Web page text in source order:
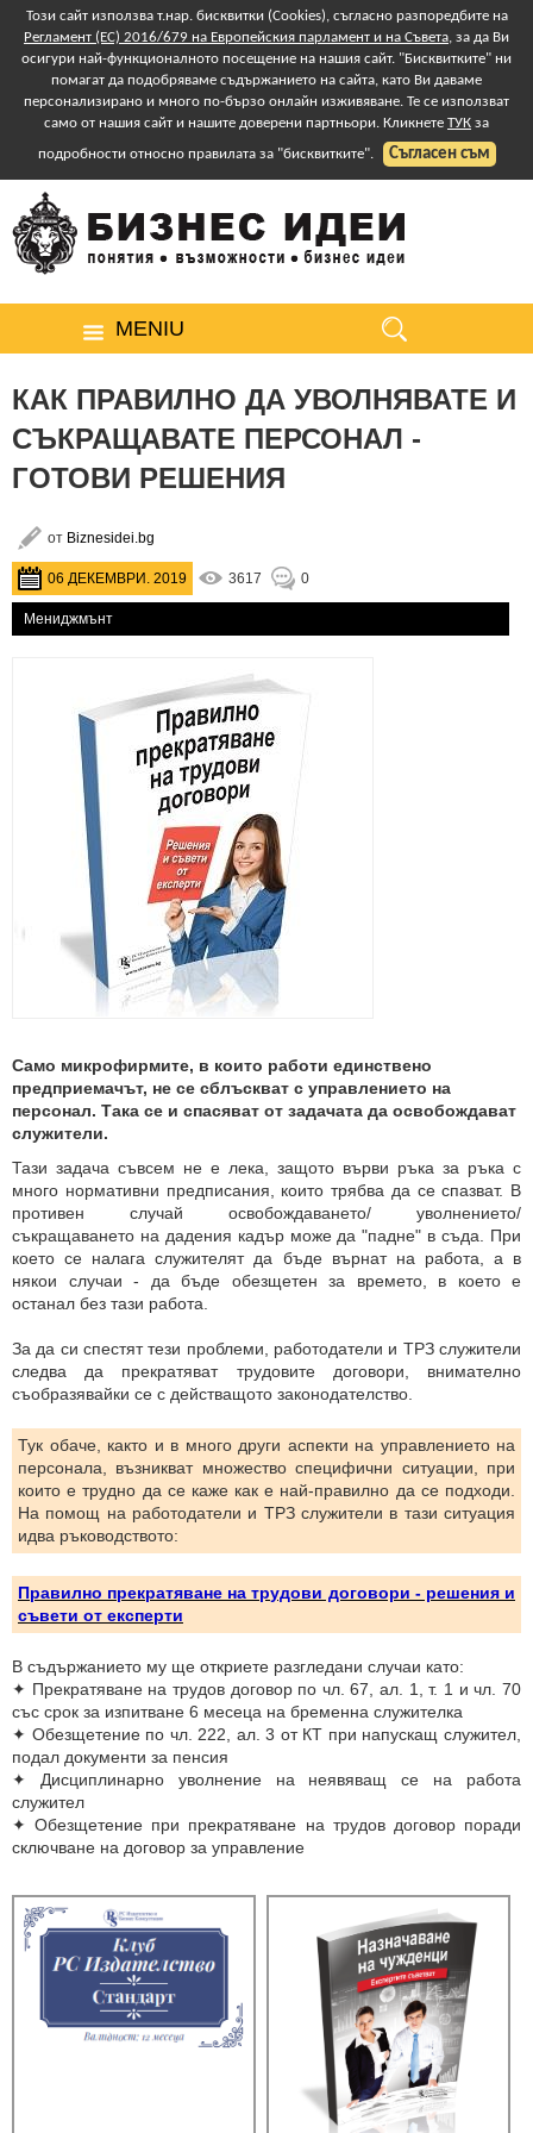
Този сайт използва т.нар. бисквитки (Cookies), съгласно разпоредбите на
Регламент (ЕС) 2016/679 на Европейския парламент и на Съвета, за да Ви
осигури най-функционалното посещение на нашия сайт. "Бисквитките" ни
помагат да подобряваме съдържанието на сайта, като Ви даваме
персонализирано и много по-бързо онлайн изживяване. Те се използват
само от нашия сайт и нашите доверени партньори. Кликнете ТУК за
подробности относно правилата за "бисквитките".
Съгласен съм
MENIU
КАК ПРАВИЛНО ДА УВОЛНЯВАТЕ И
СЪКРАЩАВАТЕ ПЕРСОНАЛ -
ГОТОВИ РЕШЕНИЯ
от Biznesidei.bg
3617 0
06 ДЕКЕМВРИ. 2019
Мениджмънт
Само микрофирмите, в които работи единствено
предприемачът, не се сблъскват с управлението на
персонал. Така се и спасяват от задачата да освобождават
служители.
Тази задача съвсем не е лека, защото върви ръка за ръка с
много нормативни предписания, които трябва да се спазват. В
противен случай освобождаването/ уволнението/
съкращаването на дадения кадър може да "падне" в съда. При
което се налага служителят да бъде върнат на работа, а в
някои случаи - да бъде обезщетен за времето, в което е
останал без тази работа.
За да си спестят тези проблеми, работодатели и ТРЗ служители
следва да прекратяват трудовите договори, внимателно
съобразявайки се с действащото законодателство.
Тук обаче, както и в много други аспекти на управлението на
персонала, възникват множество специфични ситуации, при
които е трудно да се каже как е най-правилно да се подходи.
На помощ на работодатели и ТРЗ служители в тази ситуация
идва ръководството:
Правилно прекратяване на трудови договори - решения и
съвети от експерти
В съдържанието му ще откриете разгледани случаи като:
✦ Прекратяване на трудов договор по чл. 67, ал. 1, т. 1 и чл. 70
със срок за изпитване 6 месеца на бременна служителка
✦ Обезщетение по чл. 222, ал. 3 от КТ при напускащ служител,
подал документи за пенсия
✦ Дисциплинарно уволнение на неявяващ се на работа
служител
✦ Обезщетение при прекратяване на трудов договор поради
сключване на договор за управление